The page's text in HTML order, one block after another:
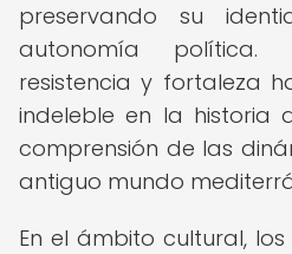
preservando su
autonomía
resistencia y fortaleza
indeleble en la historia
comprensión de las
antiguo mundo
En el ámbito cultural,